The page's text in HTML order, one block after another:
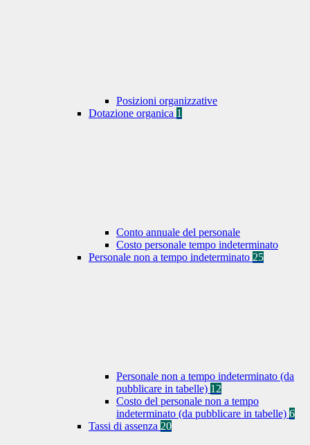
Posizioni organizzative
Dotazione organica 1
Conto annuale del personale
Costo personale tempo indeterminato
Personale non a tempo indeterminato 25
Personale non a tempo indeterminato (da
pubblicare in tabelle) 12
Costo del personale non a tempo
indeterminato (da pubblicare in tabelle) 6
Tassi di assenza 20